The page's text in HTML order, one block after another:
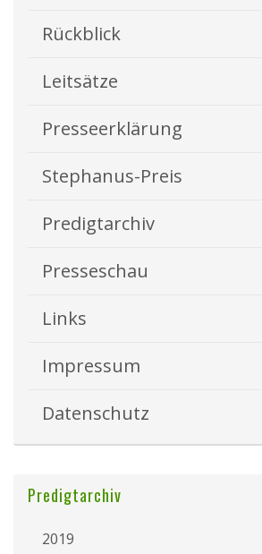
Rückblick
Leitsätze
Presseerklärung
Stephanus-Preis
Predigtarchiv
Presseschau
Links
Impressum
Datenschutz
Predigtarchiv
2019